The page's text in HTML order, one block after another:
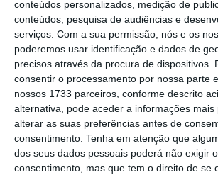
conteúdos personalizados, medição de
conteúdos, pesquisa de audiências e
serviços. Com a sua permissão, nós e os
poderemos usar identificação e dados de
precisos através da procura de dispositivos.
consentir o processamento por nossa parte
nossos 1733 parceiros, conforme descrito
alternativa, pode aceder a informações
alterar as suas preferências antes de
consentimento. Tenha em atenção que
dos seus dados pessoais poderá não exigir
consentimento, mas que tem o direito de se
integração do Documento Único
(DUC ) no AforroNet.O portal do
se dos bloqueios do tradicional
de serviços e passa a aceitar a
de fundos sem qualquer teto de
operação única.
O DUC é o mecanismo habitual de